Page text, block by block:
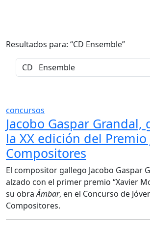
Resultados para: “CD Ensemble”
concursos
Jacobo Gaspar Grandal,
la XX edición del Premio
Compositores
El compositor gallego Jacobo Gaspar
alzado con el primer premio “Xavier
su obraÁmbar, en el Concurso de
Compositores.